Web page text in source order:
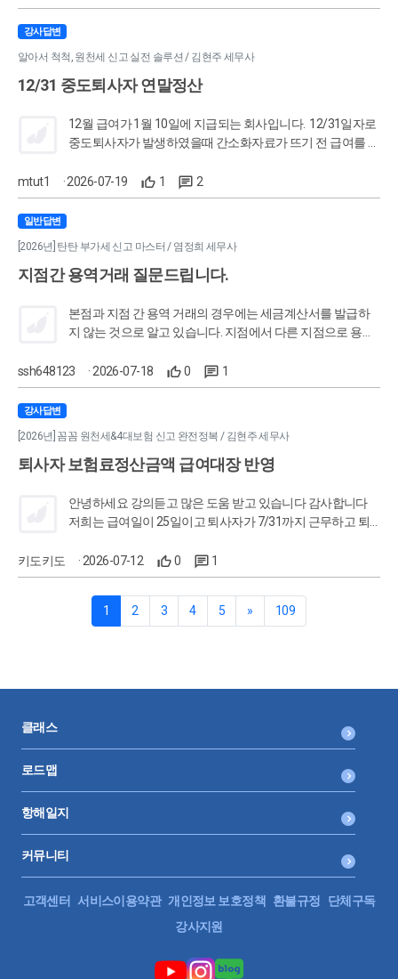
에 대한 고용산재 보험료는 8월고지보험료에 합산되어서 나
강사답변
알아서 척척, 원천세 신고 실전 솔루션 / 김현주 세무사
12/31 중도퇴사자 연말정산
12월 급여가 1월 10일에 지급되는 회사입니다. 12/31일자로
중도퇴사자가 발생하였을때 간소화자료가 뜨기 전 급여를 지
하고 다시 연말정산하여 12월귀속분 원천세를 수정신고하여
진행하면될까요?
mtut1 · 2026-07-19 1 2
일반답변
[2026년] 탄탄 부가세 신고 마스터 / 염정희 세무사
지점간 용역거래 질문드립니다.
본점과 지점 간 용역 거래의 경우에는 세금계산서를 발급하
지 않는 것으로 알고 있습니다. 지점에서 다른 지점으로 용역
야 하는지 문의드립니다. 답변 부탁드립니다. 감사합니다.
ssh648123 · 2026-07-18 0 1
강사답변
[2026년] 꼼꼼 원천세&4대보험 신고 완전정복 / 김현주 세무사
퇴사자 보험료정산금액 급여대장 반영
안녕하세요 강의듣고 많은 도움 받고 있습니다 감사합니다
저희는 급여일이 25일이고 퇴사자가 7/31까지 근무하고 퇴
지급이 됩니다 이 상황일때 정산보험료를 급여대장에 반영하
는게 필수인지, 반영한다면 몇월급여대장에 반영해야 맞는건
지 궁금합니다 (7월 급여대장에는 해당근로자는 퇴사처리가
됐을테고, 6월달급여대장에는 퇴사자정산과는 관련없는 달
키도키도 · 2026-07-12 0 1
1 2 3 4 5 » 109
클래스
로드맵
항해일지
커뮤니티
고객센터 서비스이용약관 개인정보 보호정책 환불규정
단체구독
강사지원